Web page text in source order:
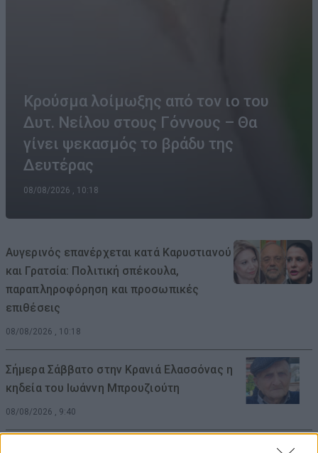
Κρούσμα λοίμωξης από τον ιο του
Δυτ. Νείλου στους Γόννους – Θα
γίνει ψεκασμός το βράδυ της
Δευτέρας
08/08/2026 , 10:18
Αυγερινός επανέρχεται κατά Καρυστιανού
και Γρατσία: Πολιτική σπέκουλα,
παραπληροφόρηση και προσωπικές
επιθέσεις
08/08/2026 , 10:18
Σήμερα Σάββατο στην Κρανιά Ελασσόνας η
κηδεία του Ιωάννη Μπρουζιούτη
08/08/2026 , 9:40